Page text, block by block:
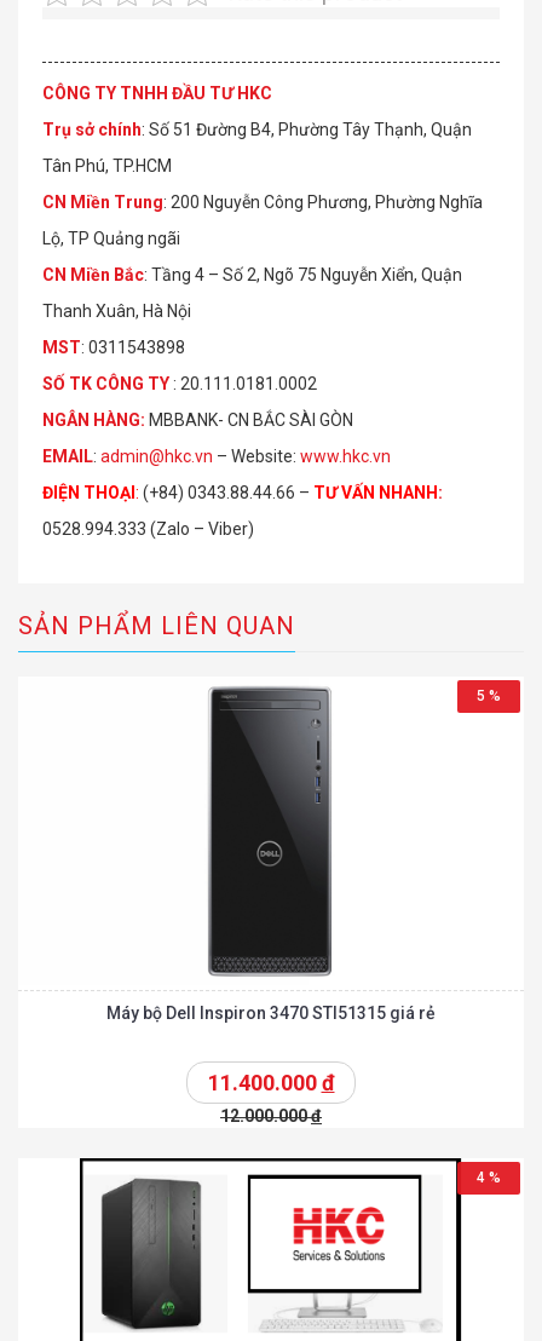
CÔNG TY TNHH ĐẦU TƯ HKC
Trụ sở chính: Số 51 Đường B4, Phường Tây Thạnh, Quận
Tân Phú, TP.HCM
CN Miền Trung: 200 Nguyễn Công Phương, Phường Nghĩa
Lộ, TP Quảng ngãi
CN Miền Bắc: Tầng 4 – Số 2, Ngõ 75 Nguyễn Xiển, Quận
Thanh Xuân, Hà Nội
MST: 0311543898
SỐ TK CÔNG TY : 20.111.0181.0002
NGÂN HÀNG: MBBANK- CN BẮC SÀI GÒN
EMAIL: admin@hkc.vn – Website: www.hkc.vn
ĐIỆN THOẠI: (+84) 0343.88.44.66 – TƯ VẤN NHANH:
0528.994.333 (Zalo – Viber)
SẢN PHẨM LIÊN QUAN
5 %
Máy bộ Dell Inspiron 3470 STI51315 giá rẻ
11.400.000đ
12.000.000đ
4 %